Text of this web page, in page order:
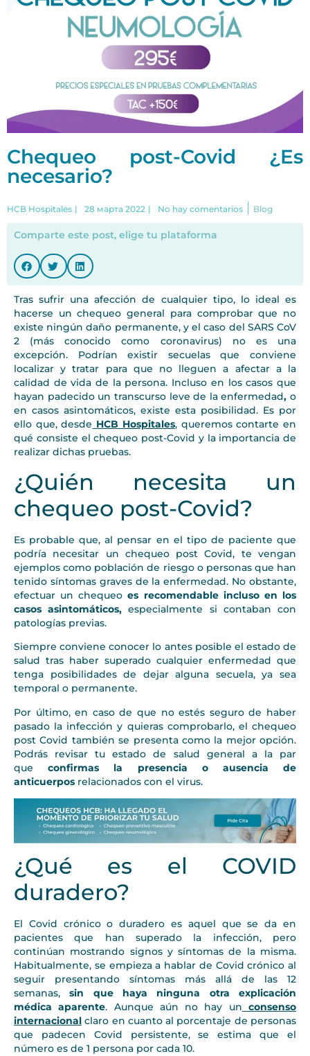
Chequeo post-Covid ¿Es
necesario?
HCB Hospitales | 28 марта 2022 | No hay comentarios Blog
Comparte este post, elige tu plataforma
Tras sufrir una afección de cualquier tipo, lo ideal es
hacerse un chequeo general para comprobar que no
existe ningún daño permanente, y el caso del SARS CoV
2 (más conocido como coronavirus) no es una
excepción. Podrían existir secuelas que conviene
localizar y tratar para que no lleguen a afectar a la
calidad de vida de la persona. Incluso en los casos que
hayan padecido un transcurso leve de la enfermedad, o
en casos asintomáticos, existe esta posibilidad. Es por
ello que, desde HCB Hospitales, queremos contarte en
qué consiste el chequeo post-Covid y la importancia de
realizar dichas pruebas.
¿Quién necesita un
chequeo post-Covid?
Es probable que, al pensar en el tipo de paciente que
podría necesitar un chequeo post Covid, te vengan
ejemplos como población de riesgo o personas que han
tenido síntomas graves de la enfermedad. No obstante,
efectuar un chequeoes recomendable incluso en los
casos asintomáticos,especialmente si contaban con
patologías previas.
Siempre conviene conocer lo antes posible el estado de
salud tras haber superado cualquier enfermedad que
tenga posibilidades de dejar alguna secuela, ya sea
temporal o permanente.
Por último, en caso de que no estés seguro de haber
pasado la infección y quieras comprobarlo, el chequeo
post Covid también se presenta como la mejor opción.
Podrás revisar tu estado de salud general a la par
queconfirmas la presencia o ausencia de
anticuerpos relacionados con el virus.
¿Qué es el COVID
duradero?
El Covid crónico o duradero es aquel que se da en
pacientes que han superado la infección, pero
continúan mostrando signos y síntomas de la misma.
Habitualmente, se empieza a hablar de Covid crónico al
seguir presentando síntomas más allá de las 12
semanas,sin que haya ninguna otra explicación
médica aparente. Aunque aún no hay un consenso
internacional claro en cuanto al porcentaje de personas
que padecen Covid persistente, se estima que el
número es de 1 persona por cada 10.